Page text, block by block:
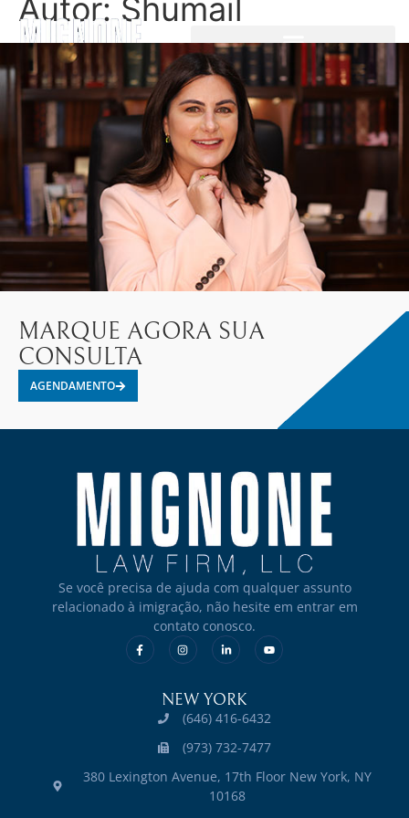
Autor:Shumail
MARQUE AGORA SUA
CONSULTA
AGENDAMENTO
Se você precisa de ajuda com qualquer assunto
relacionado à imigração, não hesite em entrar em
contato conosco.
NEW YORK
(646) 416-6432
(973) 732-7477
380 Lexington Avenue, 17th Floor New York, NY
10168